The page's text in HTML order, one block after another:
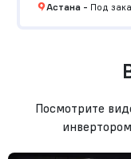
Астана- Под
Посмотрите